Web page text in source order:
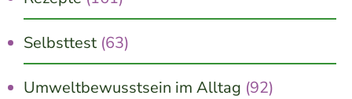
Selbsttest (63)
Umweltbewusstsein im Alltag (92)